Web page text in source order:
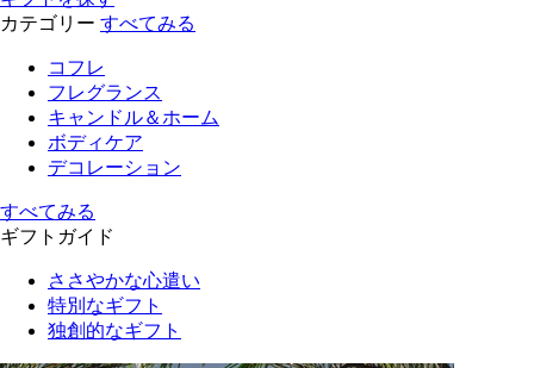
カテゴリー すべてみる
コフレ
フレグランス
キャンドル＆ホーム
ボディケア
デコレーション
すべてみる
ギフトガイド
ささやかな心遣い
特別なギフト
独創的なギフト